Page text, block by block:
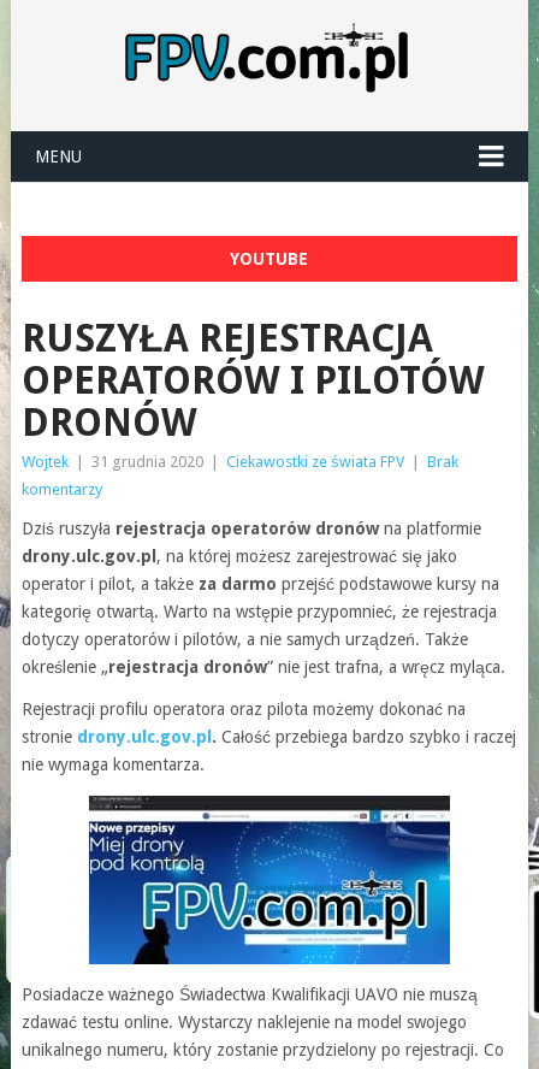
MENU
YOUTUBE
RUSZYŁA REJESTRACJA
OPERATORÓW I PILOTÓW
DRONÓW
Wojtek 31 grudnia 2020 Ciekawostki ze świata FPV
Brak
komentarzy
Dziś ruszyła rejestracja operatorów dronówna platformie
drony.ulc.gov.pl , na której możesz zarejestrować się jako
operator i pilot, a także za darmo przejść podstawowe kursy na
kategorię otwartą. Warto na wstępie przypomnieć, że rejestracja
dotyczy operatorów i pilotów, a nie samych urządzeń. Także
określenie „rejestracja dronów” nie jest trafna, a wręcz myląca.
Rejestracji profilu operatora oraz pilota możemy dokonać na
stronie drony.ulc.gov.pl . Całość przebiega bardzo szybko i raczej
nie wymaga komentarza.
Posiadacze ważnego Świadectwa Kwalifikacji UAVO nie muszą
zdawać testu online. Wystarczy naklejenie na model swojego
unikalnego numeru, który zostanie przydzielony po rejestracji. Co